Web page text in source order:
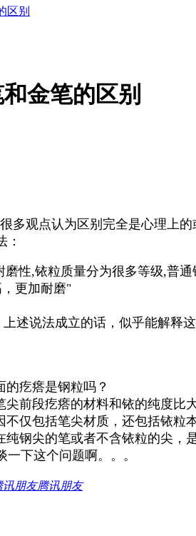
区别
金笔的区别
观点认为区别完全是心理上
,铱粒质量分为很多等级,普
更加耐磨"
说法成立的话，似乎能解释
疙瘩是钢粒吗？
前段疙瘩的材料和铱的纯度比
仅包括笔尖材质，还包括铱粒
钢尖的笔或者不含铱粒的尖，
下这个问题啊。。。
腾讯朋友